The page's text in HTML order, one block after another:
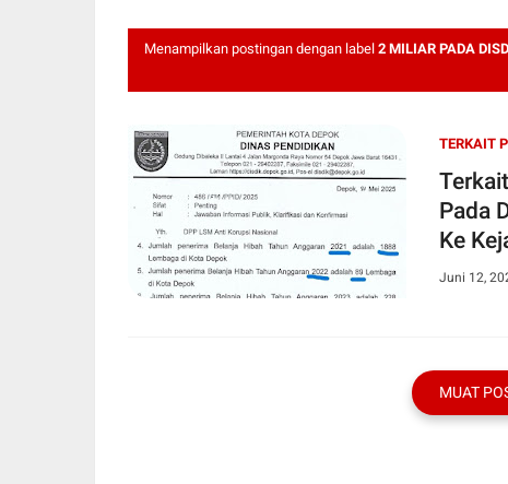
Menampilkan postingan dengan label 2 MILIAR PADA
TERKAIT
Pada
Ke
Juni 12,
MUAT